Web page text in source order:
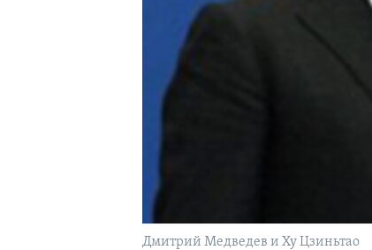
Дмитрий Медведев и Ху Цзиньтао